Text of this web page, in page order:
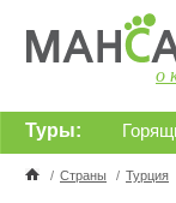
о
Туры:
/ Страны / Турция